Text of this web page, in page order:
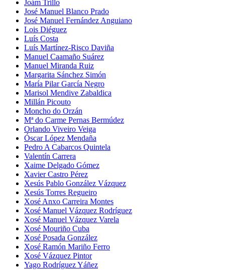
Joám Trillo
José Manuel Blanco Prado
José Manuel Fernández Anguiano
Lois Diéguez
Luís Costa
Luís Martínez-Risco Daviña
Manuel Caamaño Suárez
Manuel Miranda Ruiz
Margarita Sánchez Simón
María Pilar García Negro
Marisol Mendive Zabaldica
Millán Picouto
Moncho do Orzán
Mª do Carme Pernas Bermúdez
Orlando Viveiro Veiga
Óscar López Mendaña
Pedro A Cabarcos Quintela
Valentín Carrera
Xaime Delgado Gómez
Xavier Castro Pérez
Xesús Pablo González Vázquez
Xesús Torres Regueiro
Xosé Anxo Carreira Montes
Xosé Manuel Vázquez Rodríguez
Xosé Manuel Vázquez Varela
Xosé Mouriño Cuba
Xosé Posada González
Xosé Ramón Mariño Ferro
Xosé Vázquez Pintor
Yago Rodríguez Yáñez